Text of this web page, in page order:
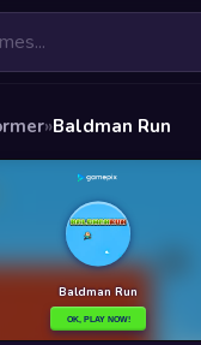
»Baldman Run